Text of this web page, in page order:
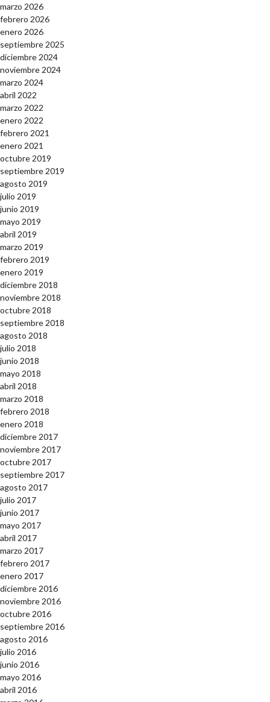
marzo 2026
febrero 2026
enero 2026
septiembre 2025
diciembre 2024
noviembre 2024
marzo 2024
abril 2022
marzo 2022
enero 2022
febrero 2021
enero 2021
octubre 2019
septiembre 2019
agosto 2019
julio 2019
junio 2019
mayo 2019
abril 2019
marzo 2019
febrero 2019
enero 2019
diciembre 2018
noviembre 2018
octubre 2018
septiembre 2018
agosto 2018
julio 2018
junio 2018
mayo 2018
abril 2018
marzo 2018
febrero 2018
enero 2018
diciembre 2017
noviembre 2017
octubre 2017
septiembre 2017
agosto 2017
julio 2017
junio 2017
mayo 2017
abril 2017
marzo 2017
febrero 2017
enero 2017
diciembre 2016
noviembre 2016
octubre 2016
septiembre 2016
agosto 2016
julio 2016
junio 2016
mayo 2016
abril 2016